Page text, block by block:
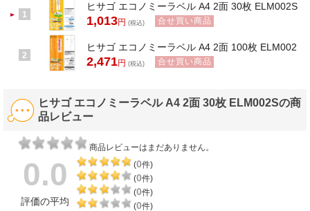
1
ヒサゴ エコノミーラベル A4 2面 30枚 ELM002S
1,013円 (税込) 合せ買い商品
2
ヒサゴ エコノミーラベル A4 2面 100枚 ELM002
2,471円 (税込) 合せ買い商品
ヒサゴ エコノミーラベル A4 2面 30枚 ELM002Sの商
品レビュー
商品レビューはまだありません。
0.0
評価の平均
(0件)
(0件)
(0件)
(0件)